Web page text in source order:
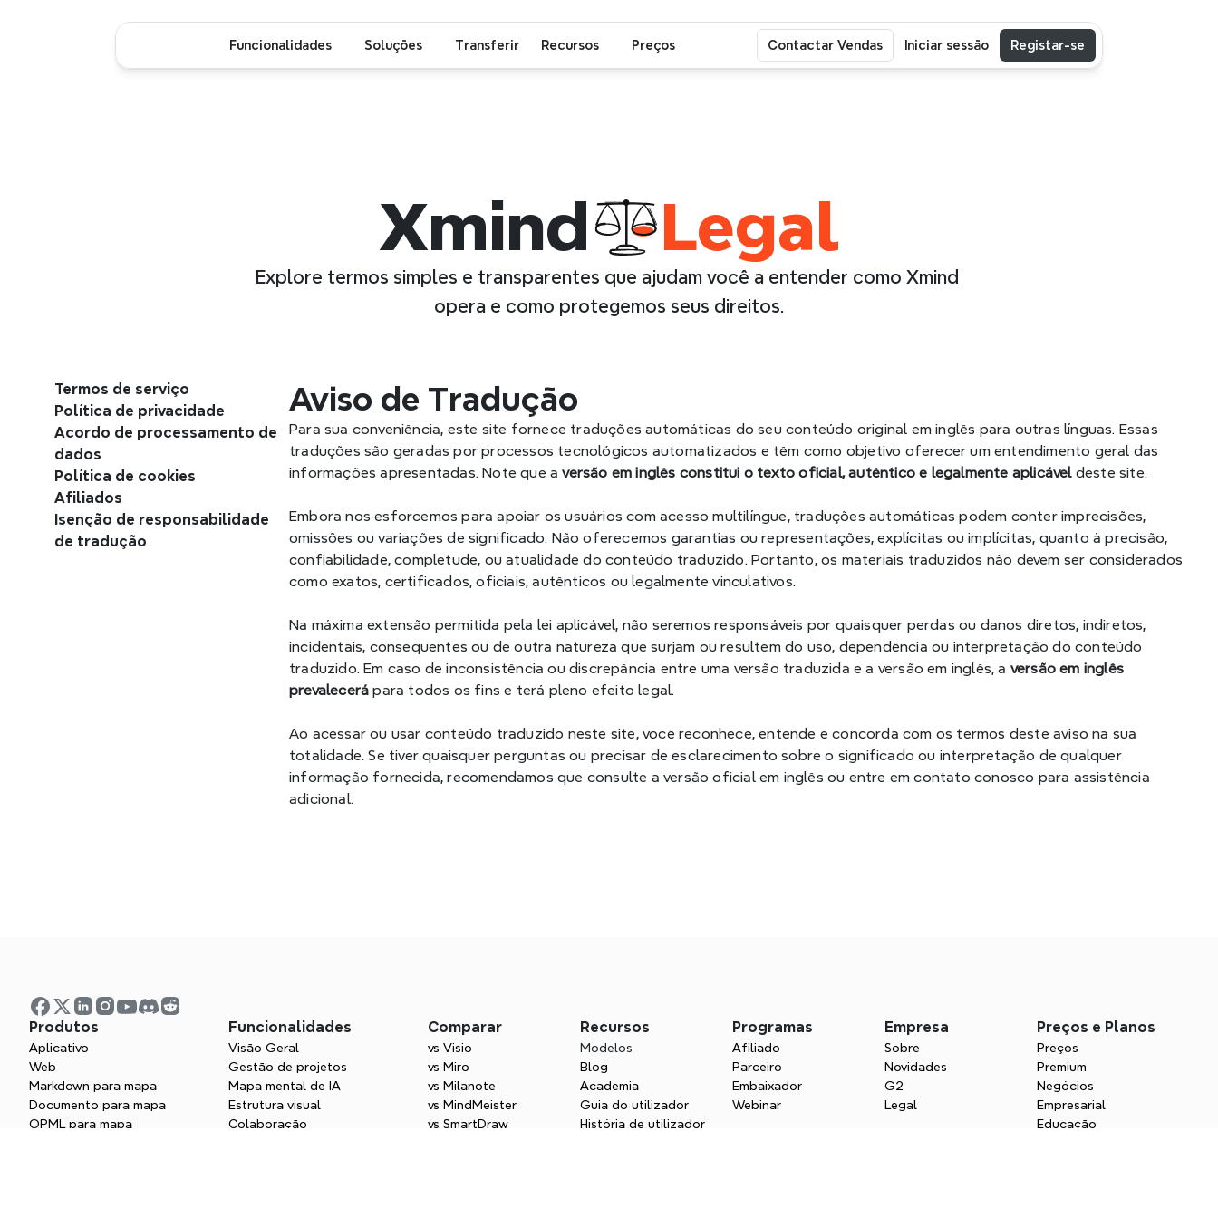
Xmind Legal
Explore termos simples e transparentes que ajudam você a entender como Xmind
opera e como protegemos seus direitos.
Termos de serviço
Política de privacidade
Acordo de processamento de
dados
Política de cookies
Afiliados
Isenção de responsabilidade
de tradução
Aviso de Tradução
Para sua conveniência, este site fornece traduções automáticas do seu conteúdo original em inglês para outras línguas. Essas
traduções são geradas por processos tecnológicos automatizados e têm como objetivo oferecer um entendimento geral das
informações apresentadas. Note que a versão em inglês constitui o texto oficial, autêntico e legalmente aplicável deste site.
Embora nos esforcemos para apoiar os usuários com acesso multilíngue, traduções automáticas podem conter imprecisões,
omissões ou variações de significado. Não oferecemos garantias ou representações, explícitas ou implícitas, quanto à precisão,
confiabilidade, completude, ou atualidade do conteúdo traduzido. Portanto, os materiais traduzidos não devem ser considerados
como exatos, certificados, oficiais, autênticos ou legalmente vinculativos.
Na máxima extensão permitida pela lei aplicável, não seremos responsáveis por quaisquer perdas ou danos diretos, indiretos,
incidentais, consequentes ou de outra natureza que surjam ou resultem do uso, dependência ou interpretação do conteúdo
traduzido. Em caso de inconsistência ou discrepância entre uma versão traduzida e a versão em inglês, a versão em inglês
prevalecerá para todos os fins e terá pleno efeito legal.
Ao acessar ou usar conteúdo traduzido neste site, você reconhece, entende e concorda com os termos deste aviso na sua
totalidade. Se tiver quaisquer perguntas ou precisar de esclarecimento sobre o significado ou interpretação de qualquer
informação fornecida, recomendamos que consulte a versão oficial em inglês ou entre em contato conosco para assistência
adicional.
Produtos
Aplicativo
Web
Markdown para mapa
Documento para mapa
OPML para mapa
Funcionalidades
Visão Geral
Gestão de projetos
Mapa mental de IA
Estrutura visual
Colaboração
Comparar
vs Visio
vs Miro
vs Milanote
vs MindMeister
vs SmartDraw
Recursos
Modelos
Blog
Academia
Guia do utilizador
História de utilizador
Programas
Afiliado
Parceiro
Embaixador
Webinar
Empresa
Sobre
Novidades
G2
Legal
Preços e Planos
Preços
Premium
Negócios
Empresarial
Educação
Funcionalidades Soluções Transferir Recursos Preços Contactar Vendas Iniciar sessão Registar-se